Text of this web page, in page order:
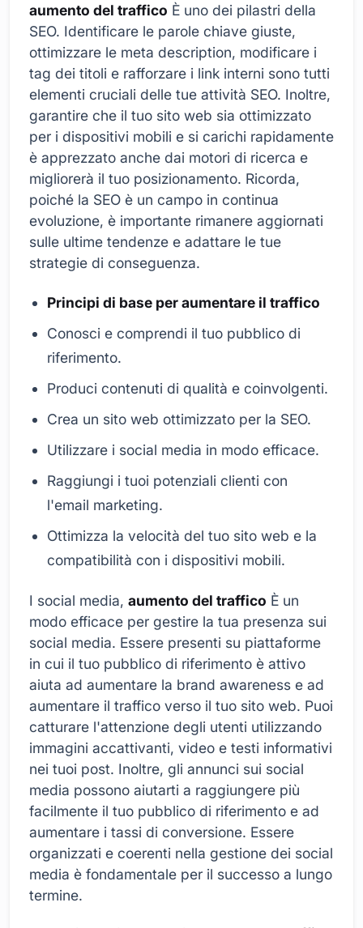
aumento del traffico È uno dei pilastri della
SEO. Identificare le parole chiave giuste,
ottimizzare le meta description, modificare i
tag dei titoli e rafforzare i link interni sono tutti
elementi cruciali delle tue attività SEO. Inoltre,
garantire che il tuo sito web sia ottimizzato
per i dispositivi mobili e si carichi rapidamente
è apprezzato anche dai motori di ricerca e
migliorerà il tuo posizionamento. Ricorda,
poiché la SEO è un campo in continua
evoluzione, è importante rimanere aggiornati
sulle ultime tendenze e adattare le tue
strategie di conseguenza.
Principi di base per aumentare il traffico
Conosci e comprendi il tuo pubblico di
riferimento.
Produci contenuti di qualità e coinvolgenti.
Crea un sito web ottimizzato per la SEO.
Utilizzare i social media in modo efficace.
Raggiungi i tuoi potenziali clienti con
l'email marketing.
Ottimizza la velocità del tuo sito web e la
compatibilità con i dispositivi mobili.
I social media, aumento del traffico È un
modo efficace per gestire la tua presenza sui
social media. Essere presenti su piattaforme
in cui il tuo pubblico di riferimento è attivo
aiuta ad aumentare la brand awareness e ad
aumentare il traffico verso il tuo sito web. Puoi
catturare l'attenzione degli utenti utilizzando
immagini accattivanti, video e testi informativi
nei tuoi post. Inoltre, gli annunci sui social
media possono aiutarti a raggiungere più
facilmente il tuo pubblico di riferimento e ad
aumentare i tassi di conversione. Essere
organizzati e coerenti nella gestione dei social
media è fondamentale per il successo a lungo
termine.